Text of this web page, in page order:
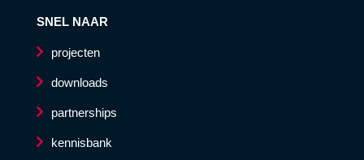
SNEL NAAR
projecten
downloads
partnerships
kennisbank